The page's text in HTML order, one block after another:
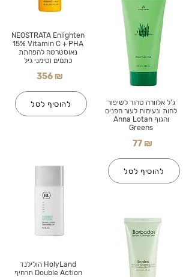
NEOSTRATA Enlighten
15% Vitamin C + PHA
נאוסטרטה להפחתת
כתמים וסימני גיל
356 ₪
להוסיף לסל
HolyLand הולילנד
Double Action תרחיף
ג'ל אלוורה טהור לשיפור
לחות ונעימות לעור הפנים
והגוף Anna Lotan
Greens
77 ₪
להוסיף לסל